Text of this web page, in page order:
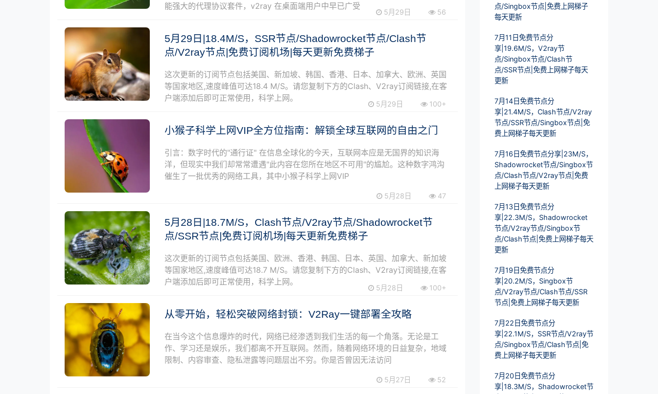
能强大的代理协议套件，v2ray 在桌面端用户中早已广受
5月29日 56
5月29日|18.4M/S，SSR节点/Shadowrocket节点/Clash节
点/V2ray节点|免费订阅机场|每天更新免费梯子
这次更新的订阅节点包括美国、新加坡、韩国、香港、日本、加拿大、欧洲、英国
等国家地区,速度峰值可达18.4 M/S。请您复制下方的Clash、V2ray订阅链接,在客
户端添加后即可正常使用，科学上网。
5月29日 100+
小猴子科学上网VIP全方位指南：解锁全球互联网的自由之门
引言：数字时代的"通行证" 在信息全球化的今天，互联网本应是无国界的知识海
洋，但现实中我们却常常遭遇"此内容在您所在地区不可用"的尴尬。这种数字鸿沟
催生了一批优秀的网络工具，其中小猴子科学上网VIP
5月28日 47
5月28日|18.7M/S，Clash节点/V2ray节点/Shadowrocket节
点/SSR节点|免费订阅机场|每天更新免费梯子
这次更新的订阅节点包括美国、欧洲、香港、韩国、日本、英国、加拿大、新加坡
等国家地区,速度峰值可达18.7 M/S。请您复制下方的Clash、V2ray订阅链接,在客
户端添加后即可正常使用，科学上网。
5月28日 100+
从零开始，轻松突破网络封锁：V2Ray一键部署全攻略
在当今这个信息爆炸的时代，网络已经渗透到我们生活的每一个角落。无论是工
作、学习还是娱乐，我们都离不开互联网。然而，随着网络环境的日益复杂，地域
限制、内容审查、隐私泄露等问题层出不穷。你是否曾因无法访问
5月27日 52
点/Singbox节点|免费上网梯子
每天更新
7月11日免费节点分
享|19.6M/S，V2ray节
点/Singbox节点/Clash节
点/SSR节点|免费上网梯子每天
更新
7月14日免费节点分
享|21.4M/S，Clash节点/V2ray
节点/SSR节点/Singbox节点|免
费上网梯子每天更新
7月16日免费节点分享|23M/S，
Shadowrocket节点/Singbox节
点/Clash节点/V2ray节点|免费
上网梯子每天更新
7月13日免费节点分
享|22.3M/S，Shadowrocket
节点/V2ray节点/Singbox节
点/Clash节点|免费上网梯子每天
更新
7月19日免费节点分
享|20.2M/S，Singbox节
点/V2ray节点/Clash节点/SSR
节点|免费上网梯子每天更新
7月22日免费节点分
享|22.1M/S，SSR节点/V2ray节
点/Singbox节点/Clash节点|免
费上网梯子每天更新
7月20日免费节点分
享|18.3M/S，Shadowrocket节